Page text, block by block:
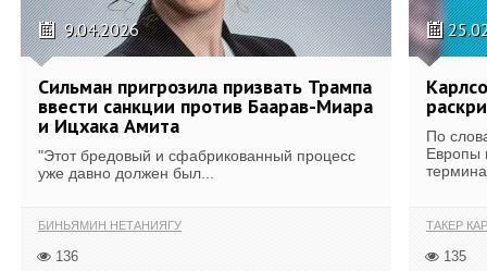
9.04.2026
Сильман пригрозила призвать Трампа
ввести санкции против Баарав-Миара
и Ицхака Амита
"Этот бредовый и сфабрикованный процесс
уже давно должен был...
БИНЬЯМИН НЕТАНИЯГУ
136
По
Европы
ТАКЕР
135